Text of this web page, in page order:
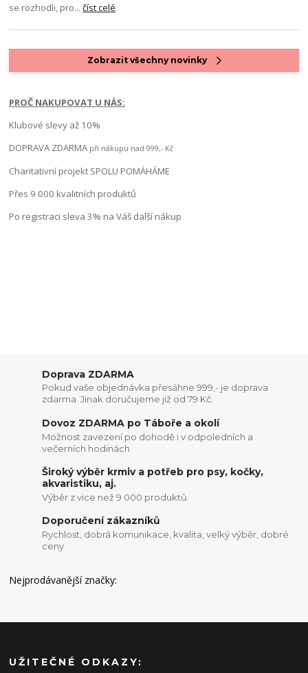
se rozhodli, pro...číst celé
Zobrazit všechny novinky
PROČ NAKUPOVAT U NÁS:
Klubové slevy až 10%
DOPRAVA ZDARMA při nákupu nad 999,- Kč
Charitativní projekt SPOLU POMÁHÁME
Přes 9 000 kvalitních produktů
Po registraci sleva 3% na Váš další nákup
Doprava ZDARMA
Pokud vaše objednávka přesáhne 999,- je doprava
zdarma. Jinak doručujeme již od 79 Kč.
Dovoz ZDARMA po Táboře a okolí
Možnost zavezení po dohodě i v odpoledních a
večerních hodinách
Široký výběr krmiv a potřeb pro psy, kočky,
akvaristiku, aj.
Výběr z vice než 9 000 produktů.
Doporučení zákazníků
Rychlost, dobrá komunikace, kvalita, velký výběr, dobré
ceny
Nejprodávanější značky:
UŽITEČNÉ ODKAZY: